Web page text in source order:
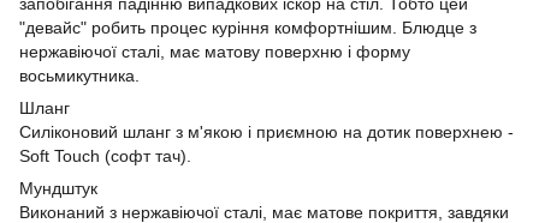
"девайс" робить процес куріння комфортнішим. Блюдце з
нержавіючої сталі, має матову поверхню і форму
восьмикутника.
Шланг
Силіконовий шланг з м'якою і приємною на дотик поверхнею -
Soft Touch (софт тач).
Мундштук
Виконаний з нержавіючої сталі, має матове покриття, завдяки